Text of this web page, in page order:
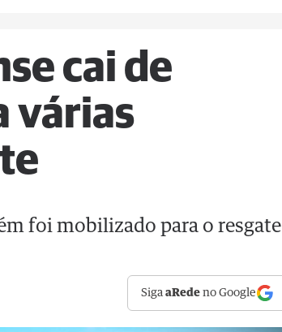
cai de
várias
foi mobilizado para o resgate
SigaaRede no Google